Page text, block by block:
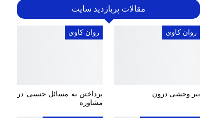
مقالات پربازدید سایت
روان کاوی
ببر وحشی درون
روان کاوی
پرداختن به مسائل جنسی در
مشاوره